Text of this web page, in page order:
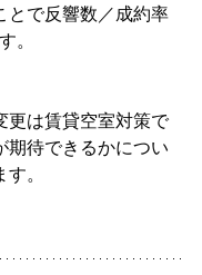
とで反響数／成約率
。
更は賃貸空室対策で
期待できるかについ
。